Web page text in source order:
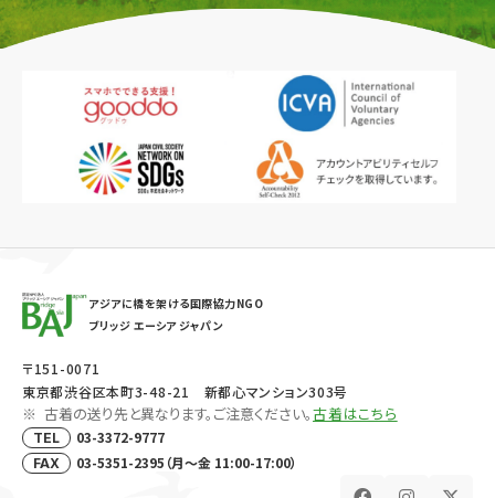
アジアに橋を架ける国際協力NGO
ブリッジ エーシア ジャパン
〒151-0071
東京都渋谷区本町3-48-21 新都心マンション303号
古着の送り先と異なります。ご注意ください。古着はこちら
TEL 03-3372-9777
FAX 03-5351-2395（月～金 11:00-17:00）